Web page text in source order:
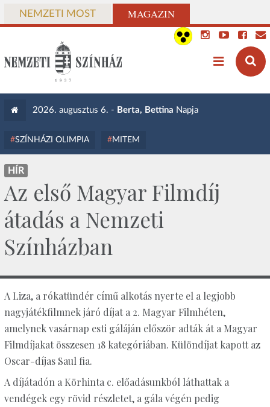
NEMZETI MOST MAGAZIN
2026. augusztus 6. - Berta, Bettina Napja
SZÍNHÁZI OLIMPIA MITEM
HÍR
Az első Magyar Filmdíj
átadás a Nemzeti
Színházban
A Liza, a rókatündér című alkotás nyerte el a legjobb
nagyjátékfilmnek járó díjat a 2. Magyar Filmhéten,
amelynek vasárnap esti gáláján először adták át a Magyar
Filmdíjakat összesen 18 kategóriában. Különdíjat kapott az
Oscar-díjas Saul fia.
A díjátadón a Körhinta c. előadásunkból láthattak a
vendégek egy rövid részletet, a gála végén pedig